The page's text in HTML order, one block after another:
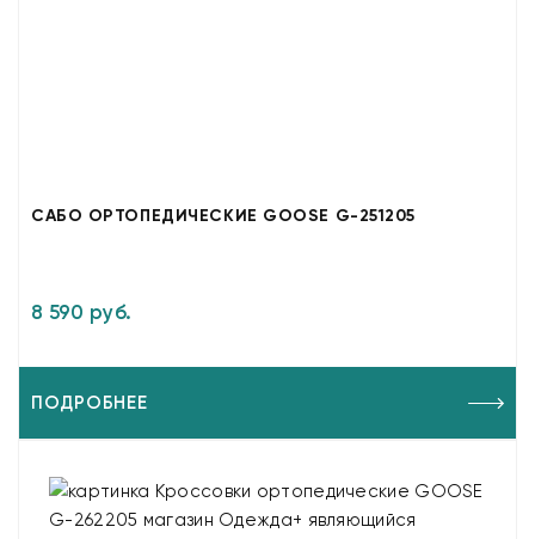
САБО ОРТОПЕДИЧЕСКИЕ GOOSE G-251205
8 590 руб.
ПОДРОБНЕЕ